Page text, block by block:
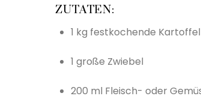
ZUTATEN:
1 kg festkochende
1 große Zwiebel
200 ml Fleisch- oder